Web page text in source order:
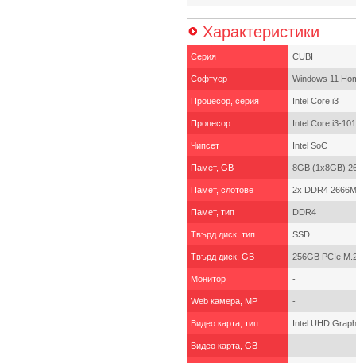
Характеристики
Серия CUBI
Софтуер Windows 11
Процесор, серия Intel Core i3
Процесор Intel Core i3-
Чипсет Intel SoC
Памет, GB 8GB (1x8GB)
Памет, слотове 2x DDR4
Памет, тип DDR4
Твърд диск, тип SSD
Твърд диск, GB 256GB PCIe
Монитор -
Web камера, MP -
Видео карта, тип Intel UHD
Видео карта, GB -